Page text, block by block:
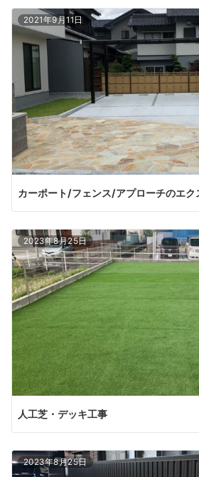
2021年9月11日
カーポート/フェンス/アプローチのエク
2023年8月25日
人工芝・デッキ工事
2023年8月25日